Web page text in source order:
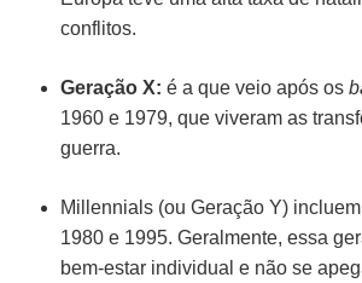
conflitos.
Geração X: é a que veio após os
1960 e 1979, que viveram as
guerra.
Millennials (ou Geração Y)
1980 e 1995. Geralmente, essa
bem-estar individual e não se